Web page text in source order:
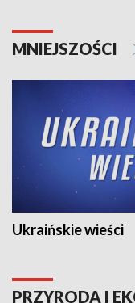
MNIEJSZOŚCI
Ukraińskie wieści
PRZYRODA I